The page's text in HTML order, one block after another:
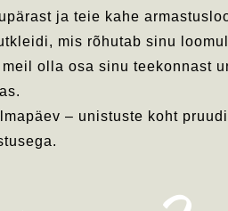
ja teie kahe
mis rõhutab sinu
olla osa sinu teekonnast
– unistuste koht